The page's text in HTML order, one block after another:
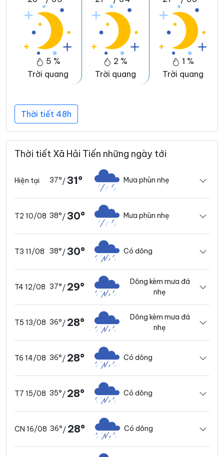
5 %
Trời quang
2 %
Trời quang
1 %
Trời quang
Thời tiết 48h
Thời tiết Xã Hải Tiến những ngày tới
Hiện tại 37°/31° Mưa phùn nhẹ
T2 10/08 38°/30° Mưa phùn nhẹ
T3 11/08 38°/30° Có dông
T4 12/08 37°/ 29°
Dông kèm mưa đá
nhẹ
T5 13/08 36°/ 28°
Dông kèm mưa đá
nhẹ
T6 14/08 36°/ 28° Có dông
T7 15/08 35°/ 28° Có dông
CN 16/08 36°/ 28° Có dông